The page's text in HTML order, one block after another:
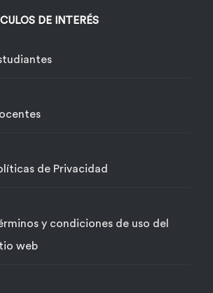
DE INTERÉS
de Privacidad
y condiciones de uso del
web